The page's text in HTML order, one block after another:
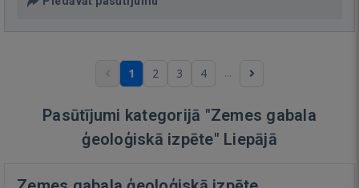
1 2 3 4 ...
Pasūtījumi kategorijā "Zemes gabala
ģeoloģiskā izpēte" Liepājā